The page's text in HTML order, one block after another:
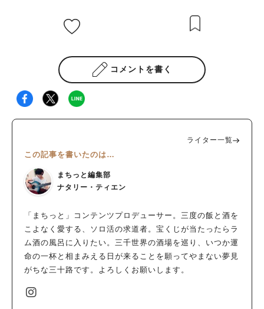
コメントを書く
ライター一覧
この記事を書いたのは…
まちっと編集部
ナタリー・ティエン
「まちっと」コンテンツプロデューサー。三度の飯と酒を
こよなく愛する、ソロ活の求道者。宝くじが当たったらラ
ム酒の風呂に入りたい。三千世界の酒場を巡り、いつか運
命の一杯と相まみえる日が来ることを願ってやまない夢見
がちな三十路です。よろしくお願いします。